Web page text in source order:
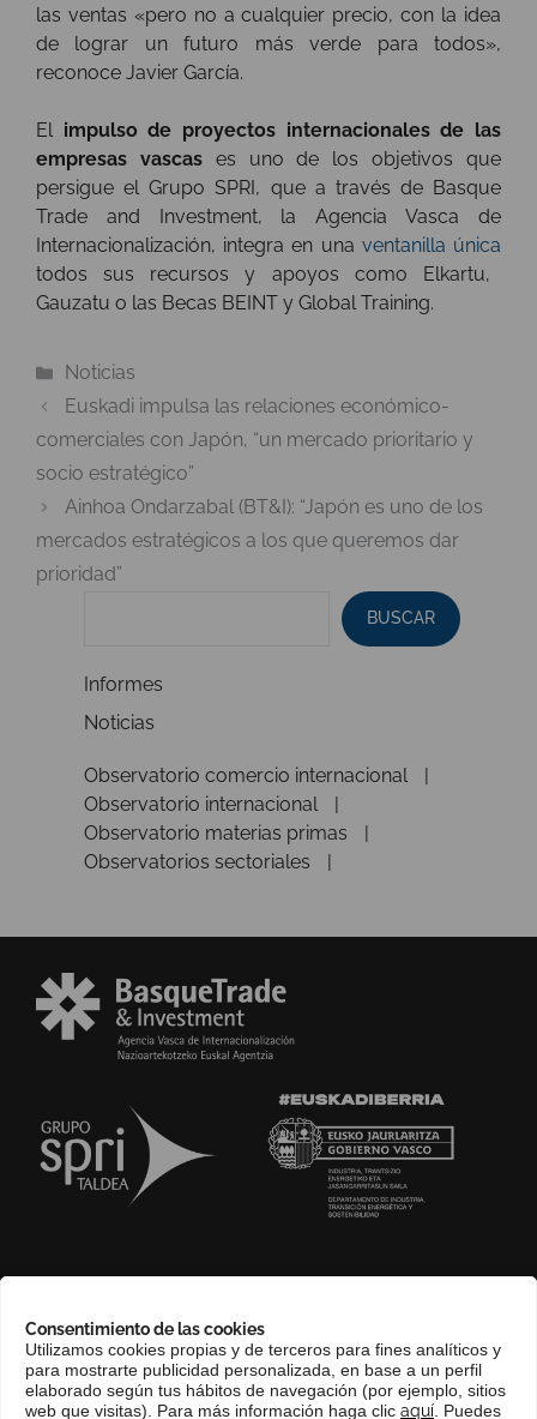
Consentimiento de las cookies
Utilizamos cookies propias y de terceros para fines analíticos y
para mostrarte publicidad personalizada, en base a un perfil
elaborado según tus hábitos de navegación (por ejemplo, sitios
web que visitas). Para más información haga clic aquí . Puedes
las ventas «pero no a cualquier precio, con la idea
de lograr un futuro más verde para todos»,
reconoce Javier García.
El impulso de proyectos internacionales de las
empresas vascases uno de los objetivos que
persigue el Grupo SPRI, que a través de Basque
Trade and Investment, la Agencia Vasca de
Internacionalización, integra en una ventanilla única
todos sus recursos y apoyos como Elkartu,
Gauzatu o las Becas BEINT y Global Training.
Categorías
Noticias
Euskadi impulsa las relaciones económico-
comerciales con Japón, “un mercado prioritario y
socio estratégico”
Ainhoa Ondarzabal (BT&I): “Japón es uno de los
mercados estratégicos a los que queremos dar
prioridad”
BUSCAR
Informes
Noticias
Observatorio comercio internacional
Observatorio internacional
Observatorio materias primas
Observatorios sectoriales
COMPLIANCE CHANNEL
CONTACTO
EUSKERA